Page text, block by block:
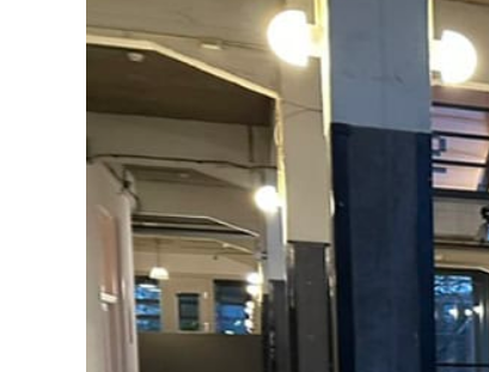
afbeelding